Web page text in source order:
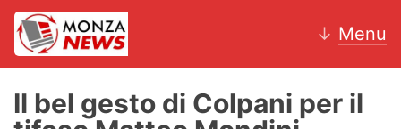
↓ Menu
Il bel gesto di Colpani per il